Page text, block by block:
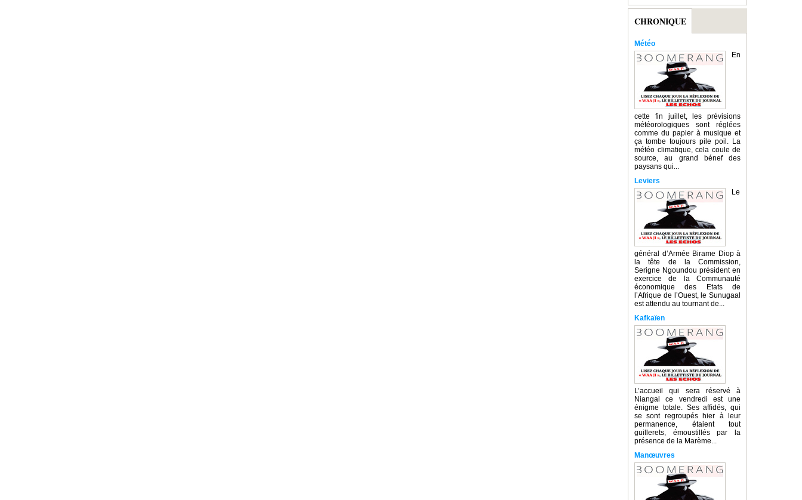
CHRONIQUE
Météo
En
cette fin juillet, les prévisions
météorologiques sont réglées
comme du papier à musique et
ça tombe toujours pile poil. La
météo climatique, cela coule de
source, au grand bénef des
paysans qui...
Leviers
Le
général d’Armée Birame Diop à
la tête de la Commission,
Serigne Ngoundou président en
exercice de la Communauté
économique des Etats de
l’Afrique de l’Ouest, le Sunugaal
est attendu au tournant de...
Kafkaïen
L’accueil qui sera réservé à
Niangal ce vendredi est une
énigme totale. Ses affidés, qui
se sont regroupés hier à leur
permanence, étaient tout
guillerets, émoustillés par la
présence de la Marème...
Manœuvres